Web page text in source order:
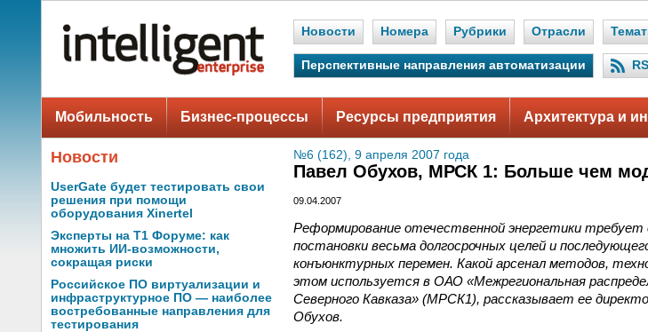
Новости Номера Рубрики Отрасли
Перспективные направления автоматизации
Мобильность Бизнес-процессы Ресурсы предприятия Архитектура и
Новости
UserGate будет тестировать свои
решения при помощи
оборудования Xinertel
Эксперты на Т1 Форуме: как
множить ИИ-возможности,
сокращая риски
Российское ПО виртуализации и
инфраструктурное ПО — наиболее
востребованные направления для
тестирования
№6 (162), 9 апреля 2007 года
Павел Обухов, МРСК­ 1: Больше чем
09.04.2007
Реформирование отечественной энергетики
постановки весьма долгосрочных целей и
конъюнктурных перемен. Какой арсенал методов,
этом используется в ОАО «Межрегиональная
Северного Кавказа» (МРСК­1), рассказывает ее
Обухов.